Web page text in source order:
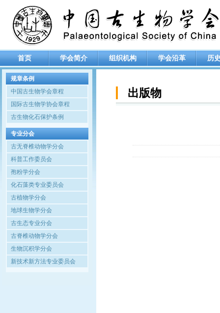
首页 学会简介 组织机构 学会沿革 历
规章条例
中国古生物学会章程
国际古生物学协会章程
古生物化石保护条例
专业分会
古无脊椎动物学分会
科普工作委员会
孢粉学分会
化石藻类专业委员会
古植物学分会
地球生物学分会
古生态专业分会
古脊椎动物学分会
生物沉积学分会
新技术新方法专业委员会
出版物